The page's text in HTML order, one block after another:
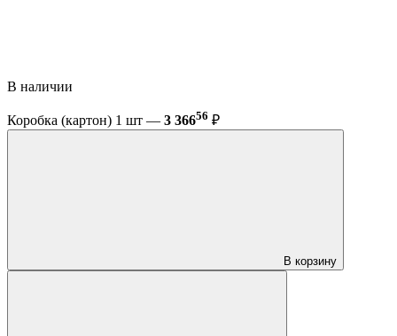
В наличии
Коробка (картон) 1 шт — 3 36656 ₽
В корзину